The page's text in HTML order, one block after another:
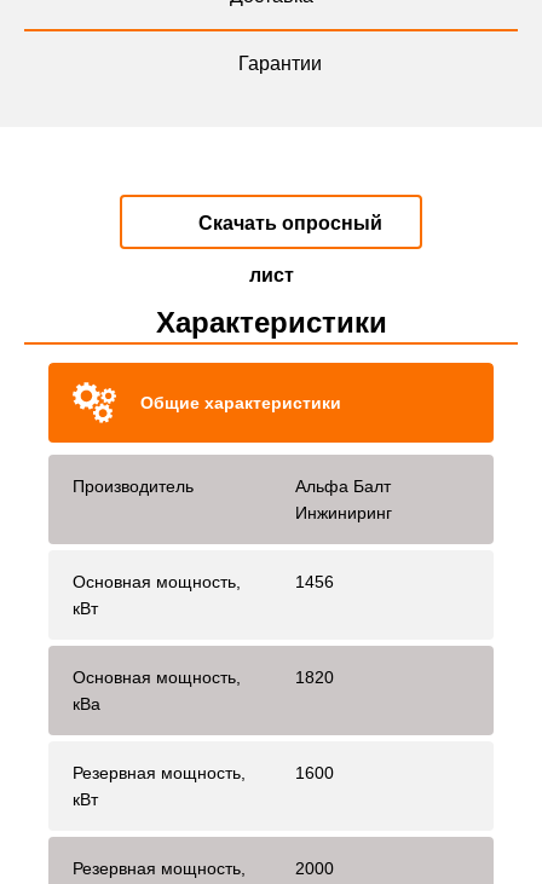
Гарантии
Скачать опросный
лист
Характеристики
Общие характеристики
Производитель
Альфа Балт
Инжиниринг
Основная мощность,
кВт
1456
Основная мощность,
кВа
1820
Резервная мощность,
кВт
1600
Резервная мощность,
2000